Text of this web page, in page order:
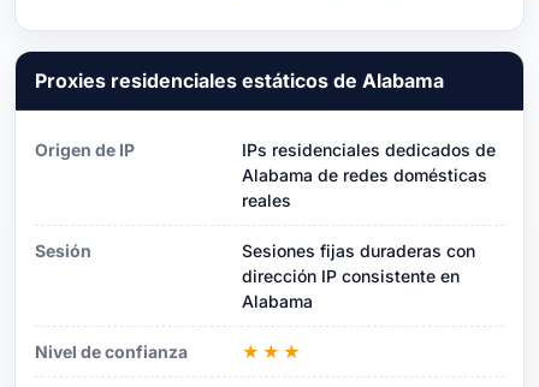
Proxies residenciales estáticos de Alabama
Origen de IP
IPs residenciales dedicados de
Alabama de redes domésticas
reales
Sesión
Sesiones fijas duraderas con
dirección IP consistente en
Alabama
Nivel de confianza ★★★